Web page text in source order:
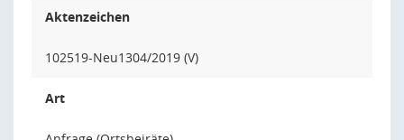
Aktenzeichen
102519-Neu1304/2019 (V)
Art